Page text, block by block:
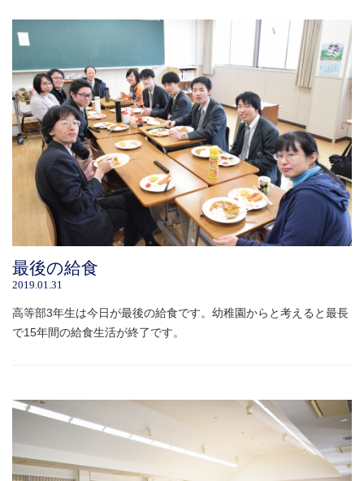
最後の給食
2019.01.31
高等部3年生は今日が最後の給食です。幼稚園からと考えると最長
で15年間の給食生活が終了です。